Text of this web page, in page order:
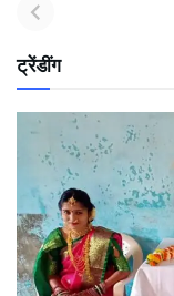
ट्रेंडींग